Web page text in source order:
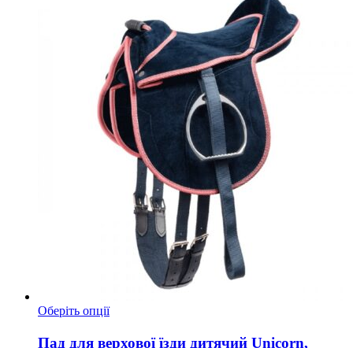
Оберіть опціїЦей
має
Пад для верхової їзди дитячий Unicorn,